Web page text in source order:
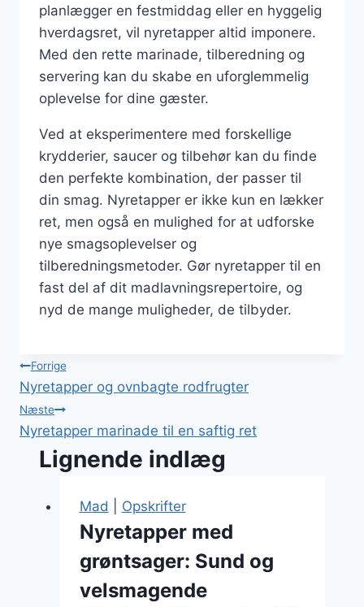
planlægger en festmiddag eller en hyggelig
hverdagsret, vil nyretapper altid imponere.
Med den rette marinade, tilberedning og
servering kan du skabe en uforglemmelig
oplevelse for dine gæster.
Ved at eksperimentere med forskellige
krydderier, saucer og tilbehør kan du finde
den perfekte kombination, der passer til
din smag. Nyretapper er ikke kun en lækker
ret, men også en mulighed for at udforske
nye smagsoplevelser og
tilberedningsmetoder. Gør nyretapper til en
fast del af dit madlavningsrepertoire, og
nyd de mange muligheder, de tilbyder.
Indlægsnavigation
Forrige
Nyretapper og ovnbagte rodfrugter
Næste
Nyretapper marinade til en saftig ret
Lignende indlæg
Mad Opskrifter
Nyretapper med
grøntsager: Sund og
velsmagende